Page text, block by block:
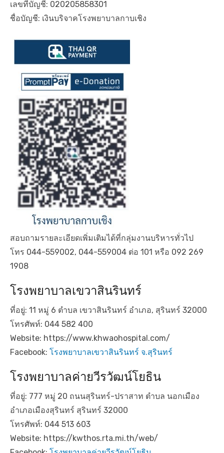
เลขที่บัญชี: 020205858301
ชื่อบัญชี: เงินบริจาคโรงพยาบาลกาบเชิง
สอบถามรายละเอียดเพิ่มเติมได้ที่กลุ่มงานบริหารทั่วไป
โทร 044-559002, 044-559004 ต่อ 101 หรือ 092 269
1908
โรงพยาบาลเขวาสินรินทร์
ที่อยู่: 11 หมู่ 6 ตำบล เขวาสินรินทร์ อำเภอ, สุรินทร์ 32000
โทรศัพท์: 044 582 400
Website: https://www.khwaohospital.com/
Facebook: โรงพยาบาลเขวาสินรินทร์ จ.สุรินทร์
โรงพยาบาลค่ายวีรวัฒน์โยธิน
ที่อยู่: 777 หมู่ 20 ถนนสุรินทร์-ปราสาท ตำบล นอกเมือง
อำเภอเมืองสุรินทร์ สุรินทร์ 32000
โทรศัพท์: 044 513 603
Website: https://kwthos.rta.mi.th/web/